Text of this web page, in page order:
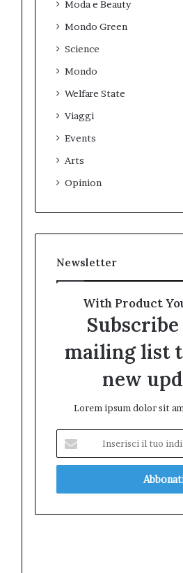
Moda e Beauty
Mondo Green
Science
Mondo
Welfare State
Viaggi
Events
Arts
Opinion
Newsletter
With Product
mailing list
new
Lorem ipsum dolor sit
tuo
mail